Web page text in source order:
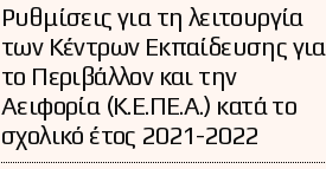
Ρυθμίσεις για τη λειτουργία
των Κέντρων Εκπαίδευσης για
το Περιβάλλον και την
Αειφορία (Κ.Ε.ΠΕ.Α.) κατά το
σχολικό έτος 2021-2022